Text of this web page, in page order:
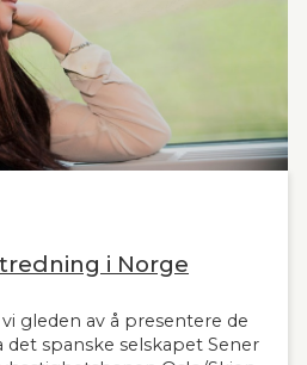
i Norge
gleden av å presentere de
spanske selskapet Sener